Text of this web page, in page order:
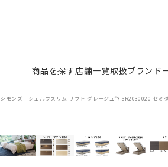
商品を探す店舗一覧取扱ブランド
シモンズ｜シェルフスリム リフト グレージュ色 SR2030020 セミ